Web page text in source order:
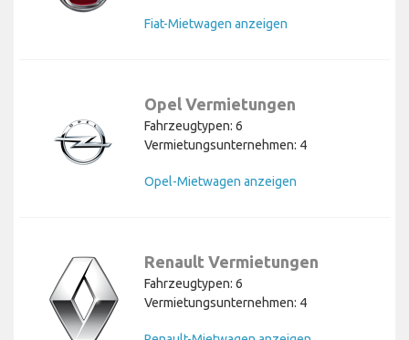
Fiat-Mietwagen anzeigen
Opel Vermietungen
Fahrzeugtypen: 6
Vermietungsunternehmen: 4
Opel-Mietwagen anzeigen
Renault Vermietungen
Fahrzeugtypen: 6
Vermietungsunternehmen: 4